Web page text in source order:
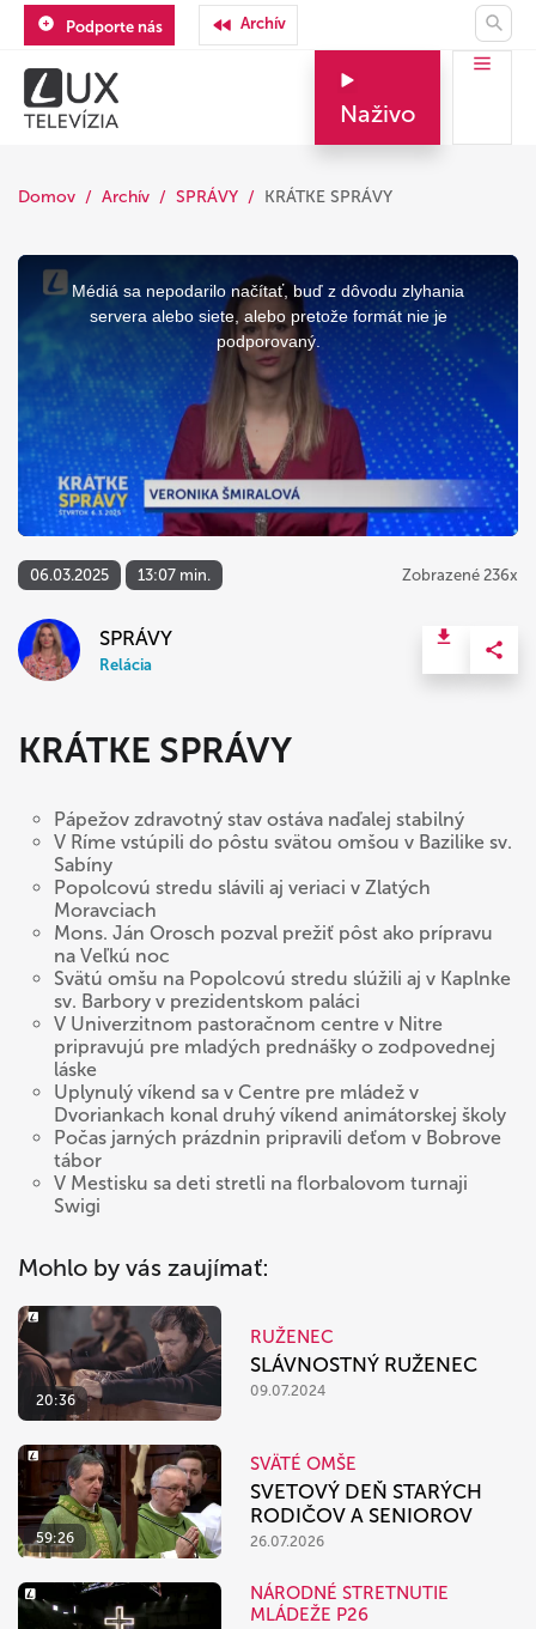
Podporte nás Archív
Naživo
Domov Archív SPRÁVY KRÁTKE SPRÁVY
This
modal
Médiá sa nepodarilo načítať, buď z dôvodu zlyhania
servera alebo siete, alebo pretože formát nie je
podporovaný.
06.03.2025 13:07 min. Zobrazené 236x
SPRÁVY
Relácia
KRÁTKE SPRÁVY
Pápežov zdravotný stav ostáva naďalej stabilný
V Ríme vstúpili do pôstu svätou omšou v Bazilike sv.
Sabíny
Popolcovú stredu slávili aj veriaci v Zlatých
Moravciach
Mons. Ján Orosch pozval prežiť pôst ako prípravu
na Veľkú noc
Svätú omšu na Popolcovú stredu slúžili aj v Kaplnke
sv. Barbory v prezidentskom paláci
V Univerzitnom pastoračnom centre v Nitre
pripravujú pre mladých prednášky o zodpovednej
láske
Uplynulý víkend sa v Centre pre mládež v
Dvoriankach konal druhý víkend animátorskej školy
Počas jarných prázdnin pripravili deťom v Bobrove
tábor
V Mestisku sa deti stretli na florbalovom turnaji
Swigi
Mohlo by vás zaujímať:
20:36
RUŽENEC
SLÁVNOSTNÝ RUŽENEC
09.07.2024
59:26
SVÄTÉ OMŠE
SVETOVÝ DEŇ STARÝCH
RODIČOV A SENIOROV
26.07.2026
NÁRODNÉ STRETNUTIE
MLÁDEŽE P26